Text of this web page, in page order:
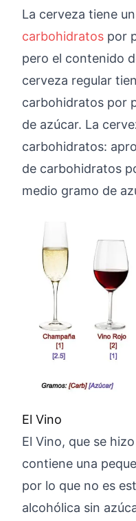
La cerveza tiene
carbohidratos por
pero el contenido
cerveza regular
carbohidratos por
de azúcar. La
carbohidratos:
de carbohidratos
medio gramo de
El Vino
El Vino, que se
contiene una
por lo que no es
alcohólica sin